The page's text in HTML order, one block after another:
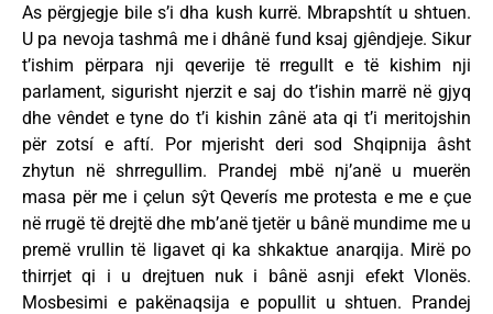
As përgjegje bile s’i dha kush kurrë. Mbrapshtít u shtuen.
U pa nevoja tashmâ me i dhânë fund ksaj gjêndjeje. Sikur
t’ishim përpara nji qeverije të rregullt e të kishim nji
parlament, sigurisht njerzit e saj do t’ishin marrë në gjyq
dhe vêndet e tyne do t’i kishin zânë ata qi t’i meritojshin
për zotsí e aftí. Por mjerisht deri sod Shqipnija âsht
zhytun në shrregullim. Prandej mbë nj’anë u muerën
masa për me i çelun sŷt Qeverís me protesta e me e çue
në rrugë të drejtë dhe mb’anë tjetër u bânë mundime me u
premë vrullin të ligavet qi ka shkaktue anarqija. Mirë po
thirrjet qi i u drejtuen nuk i bânë asnji efekt Vlonës.
Mosbesimi e pakënaqsija e popullit u shtuen. Prandej